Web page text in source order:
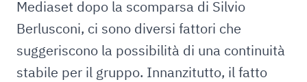
Mediaset dopo la scomparsa di Silvio
Berlusconi, ci sono diversi fattori che
suggeriscono la possibilità di una continuità
stabile per il gruppo. Innanzitutto, il fatto